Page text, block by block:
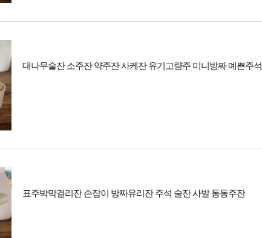
대나무술잔 소주잔 약주잔 사케잔 유기고량주 미니방짜 예쁜주석
표주박막걸리잔 손잡이 방짜유리잔 주석 술잔 사발 동동주잔